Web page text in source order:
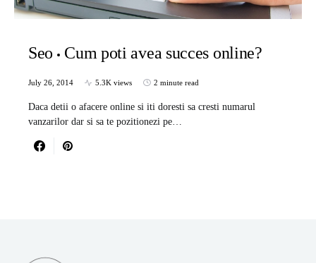
Seo Cum poti avea succes online?
July 26, 2014 5.3K views 2 minute read
Daca detii o afacere online si iti doresti sa cresti numarul
vanzarilor dar si sa te pozitionezi pe…